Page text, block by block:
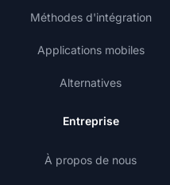
Méthodes d'intégration
Applications mobiles
Alternatives
Entreprise
À propos de nous